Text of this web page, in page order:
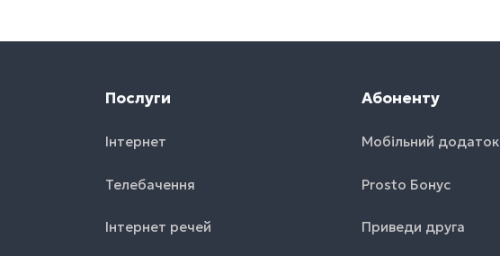
Послуги
Інтернет
Телебачення
Інтернет речей
Абоненту
Мобільний додаток
Prosto Бонус
Приведи друга